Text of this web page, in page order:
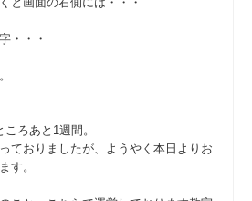
・・・
ろあと1週間。
ておりましたが、ようやく本日よりお
す。